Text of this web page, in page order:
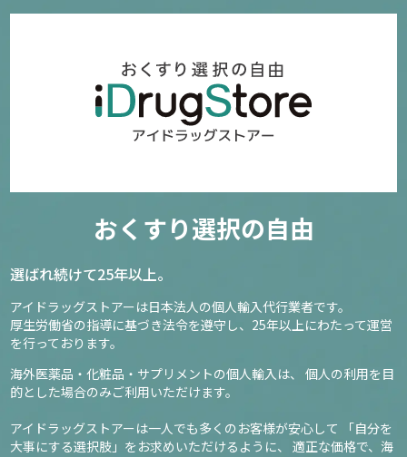
おくすり選択の自由
選ばれ続けて25年以上。
アイドラッグストアーは日本法人の個人輸入代行業者です。
厚生労働省の指導に基づき法令を遵守し、 25年以上にわたって運営
を行っております。
海外医薬品・化粧品・サプリメントの個人輸入は、 個人の利用を目
的とした場合のみご利用いただけます。
アイドラッグストアーは一人でも多くのお客様が安心して
「自分を
大事にする選択肢」をお求めいただけるように、 適正な価格で、海